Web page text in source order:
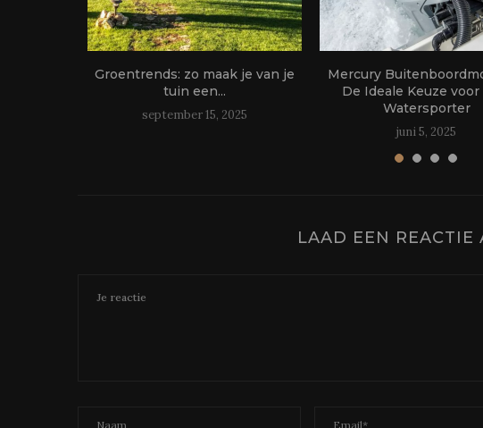
Groentrends: zo maak je van je
tuin een...
september 15, 2025
Mercury
De Ideale Keuze voor
Watersporter
juni 5, 2025
LAAD EEN REACTIE